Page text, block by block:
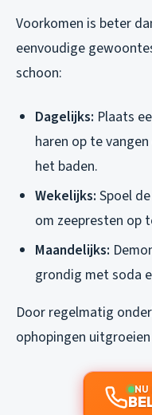
Voorkomen is beter
eenvoudige
schoon:
Dagelijks: Plaats
haren op te
het baden.
Wekelijks: Spoel
om zeepresten op
Maandelijks:
grondig met soda
Door regelmatig
ophopingen
NU